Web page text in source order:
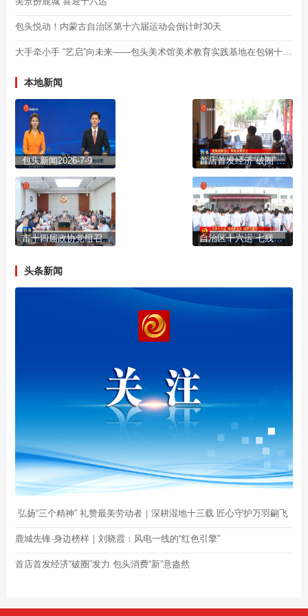
包头悦动！内蒙古自治区第十六届运动会倒计时30天
本地新闻
包头新闻2026-7-9 首店首发经济“破圈”发力 包头消费“新”意盎然
市十四届政协党组召开第94次会议 自治区十六运 七残运开闭幕式排演启动
头条新闻
弘扬“三个精神” 礼赞最美劳动者｜深耕湿地十三载 匠心守护万羽翩飞
鹿城先锋·身边榜样｜刘晓霞：风电一线的“红色引擎”
首店首发经济“破圈”发力 包头消费“新”意盎然